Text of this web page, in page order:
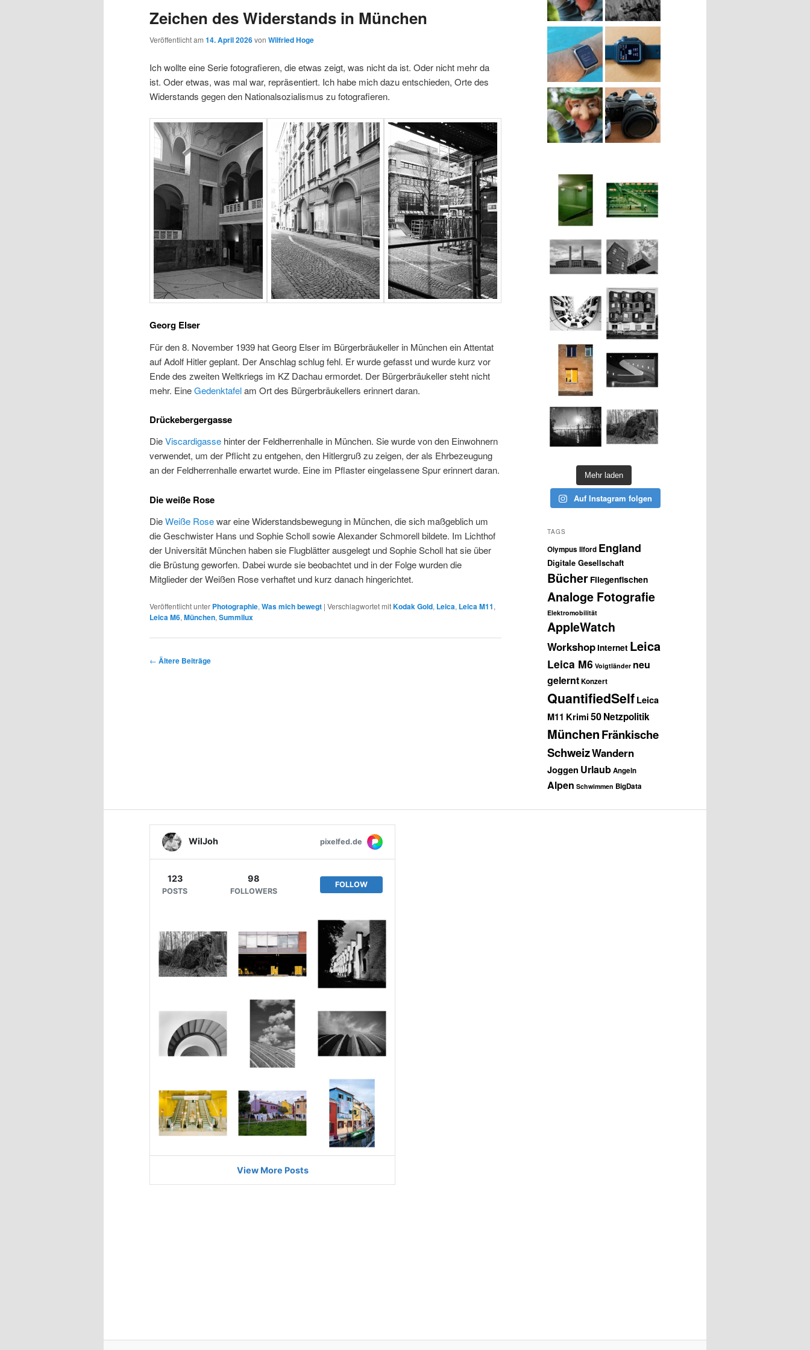
Zeichen des Widerstands in München
Veröffentlicht am 14. April 2026von Wilfried Hoge
Ich wollte eine Serie fotografieren, die etwas zeigt, was nicht da ist. Oder nicht mehr da
ist. Oder etwas, was mal war, repräsentiert. Ich habe mich dazu entschieden, Orte des
Widerstands gegen den Nationalsozialismus zu fotografieren.
Georg Elser
Für den 8. November 1939 hat Georg Elser im Bürgerbräukeller in München ein Attentat
auf Adolf Hitler geplant. Der Anschlag schlug fehl. Er wurde gefasst und wurde kurz vor
Ende des zweiten Weltkriegs im KZ Dachau ermordet. Der Bürgerbräukeller steht nicht
mehr. EineGedenktafelam Ort des Bürgerbräukellers erinnert daran.
Drückebergergasse
DieViscardigasse hinter der Feldherrenhalle in München. Sie wurde von den Einwohnern
verwendet, um der Pflicht zu entgehen, den Hitlergruß zu zeigen, der als Ehrbezeugung
an der Feldherrenhalle erwartet wurde. Eine im Pflaster eingelassene Spur erinnert daran.
Die weiße Rose
DieWeiße Rosewar eine Widerstandsbewegung in München, die sich maßgeblich um
die Geschwister Hans und Sophie Scholl sowie Alexander Schmorell bildete. Im Lichthof
der Universität München haben sie Flugblätter ausgelegt und Sophie Scholl hat sie über
die Brüstung geworfen. Dabei wurde sie beobachtet und in der Folge wurden die
Mitglieder der Weißen Rose verhaftet und kurz danach hingerichtet.
Veröffentlicht unter Photographie, Was mich bewegt | Verschlagwortet mitKodak Gold, Leica, Leica M11,
Leica M6, München, Summilux
Beitragsnavigation
← Ältere Beiträge
Mehr laden
Auf Instagram folgen
TAGS
Olympus Ilford England
Digitale Gesellschaft
Bücher Fliegenfischen
Analoge Fotografie
Elektromobilität
AppleWatch
WorkshopInternet Leica
Leica M6 Voigtländer neu
gelerntKonzert
QuantifiedSelf Leica
M11 Krimi 50Netzpolitik
MünchenFränkische
SchweizWandern
Joggen UrlaubAngeln
Alpen Schwimmen BigData